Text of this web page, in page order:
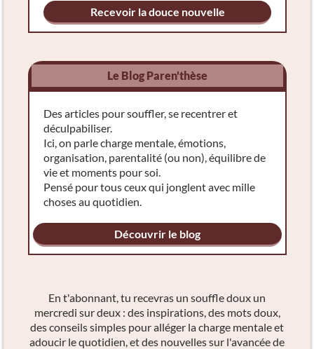
Recevoir la douce nouvelle
Le Blog Paren'thèse
Des articles pour souffler, se recentrer et
déculpabiliser.
Ici, on parle charge mentale, émotions,
organisation, parentalité (ou non), équilibre de
vie et moments pour soi.
Pensé pour tous ceux qui jonglent avec mille
choses au quotidien.
Découvrir le blog
En t'abonnant, tu recevras un souffle doux un
mercredi sur deux : des inspirations, des mots doux,
des conseils simples pour alléger la charge mentale et
adoucir le quotidien, et des nouvelles sur l'avancée de